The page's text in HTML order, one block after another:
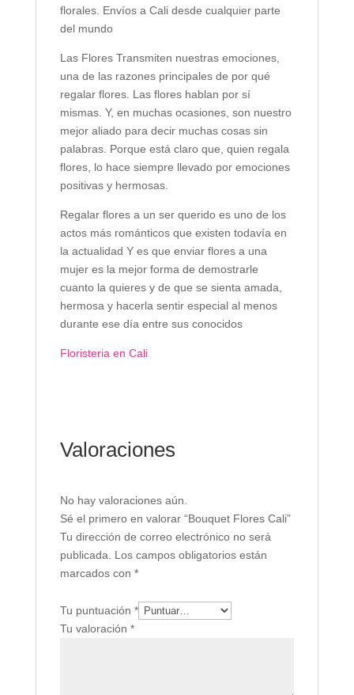
florales. Envíos a Cali desde cualquier parte
del mundo
Las Flores Transmiten nuestras emociones,
una de las razones principales de por qué
regalar flores. Las flores hablan por sí
mismas. Y, en muchas ocasiones, son nuestro
mejor aliado para decir muchas cosas sin
palabras. Porque está claro que, quien regala
flores, lo hace siempre llevado por emociones
positivas y hermosas.
Regalar flores a un ser querido es uno de los
actos más románticos que existen todavía en
la actualidad Y es que enviar flores a una
mujer es la mejor forma de demostrarle
cuanto la quieres y de que se sienta amada,
hermosa y hacerla sentir especial al menos
durante ese día entre sus conocidos
Floristeria en Cali
Valoraciones
No hay valoraciones aún.
Sé el primero en valorar “Bouquet Flores Cali”
Tu dirección de correo electrónico no será
publicada. Los campos obligatorios están
marcados con *
Tu puntuación *
Tu valoración *